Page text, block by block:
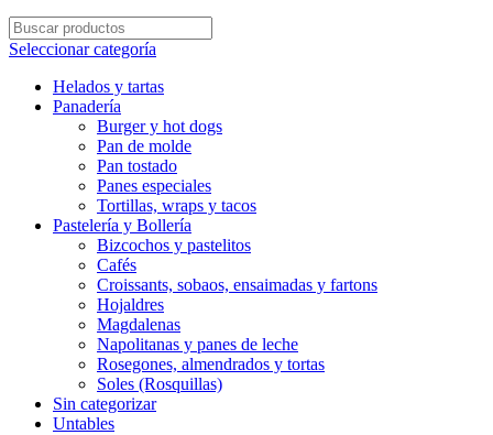
Seleccionar categoría
Helados y tartas
Panadería
Burger y hot dogs
Pan de molde
Pan tostado
Panes especiales
Tortillas, wraps y tacos
Pastelería y Bollería
Bizcochos y pastelitos
Cafés
Croissants, sobaos, ensaimadas y fartons
Hojaldres
Magdalenas
Napolitanas y panes de leche
Rosegones, almendrados y tortas
Soles (Rosquillas)
Sin categorizar
Untables